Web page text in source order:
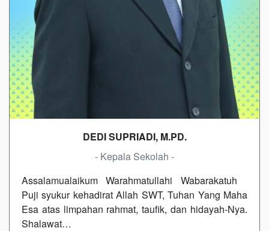
DEDI SUPRIADI, M.PD.
- Kepala Sekolah -
Assalamualaikum Warahmatullahi Wabarakatuh
Puji syukur kehadirat Allah SWT, Tuhan Yang Maha
Esa atas limpahan rahmat, taufik, dan hidayah-Nya.
Shalawat…